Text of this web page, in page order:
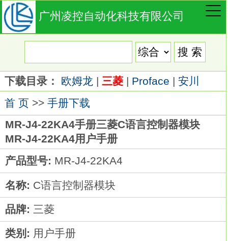
广州凌控自动化科技有限公司
下载目录： 欧姆龙 | 三菱| Proface | 安川
首 页>> 手册下载
MR-J4-22KA4手册三菱C语言控制器模块
MR-J4-22KA4用户手册
产品型号: MR-J4-22KA4
名称: C语言控制器模块
品牌: 三菱
类别: 用户手册